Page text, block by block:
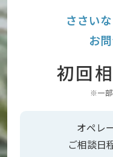
ささい
お
初回
※一部
オペレ
ご相談日